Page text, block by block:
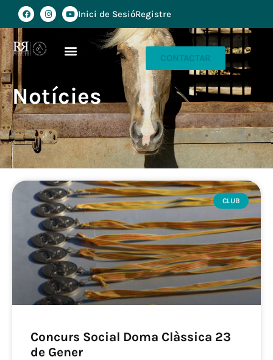
Inici de SesióRegistre
CONTACTAR
Notícies
CLUB
Concurs Social Doma Clàssica 23
de Gener